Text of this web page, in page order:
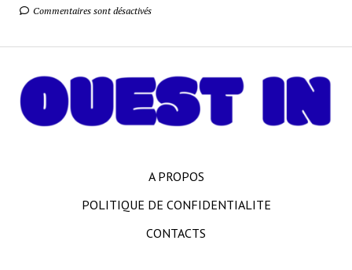
Commentaires sont désactivés
A PROPOS
POLITIQUE DE CONFIDENTIALITE
CONTACTS